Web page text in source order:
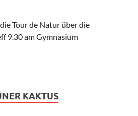
Tour de Natur über die
9.30 am Gymnasium
KAKTUS